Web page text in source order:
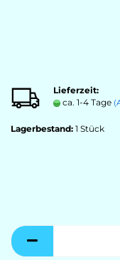
Lieferzeit:
ca. 1-4 Tage
Lagerbestand: 1 Stück